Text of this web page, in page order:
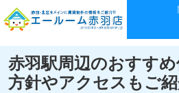
赤羽駅周辺のおすす
方針やアクセスもご紹